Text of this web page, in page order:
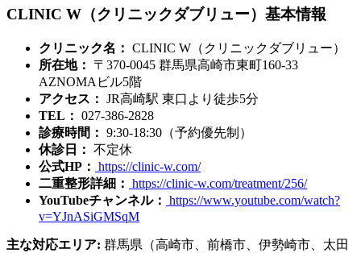
CLINIC W（クリニックダブリュー）基本情報
クリニック名： CLINIC W（クリニックダブリュー）
所在地：
〒370-0045 群馬県高崎市東町160-33
AZNOMAビル5階
アクセス： JR高崎駅 東口より徒歩5分
TEL： 027-386-2828
診療時間： 9:30-18:30（予約優先制）
休診日： 不定休
公式HP： https://clinic-w.com/
二重整形詳細： https://clinic-w.com/treatment/256/
YouTubeチャンネル： https://www.youtube.com/watch?
v=YJnASiGMSqM
主な対応エリア: 群馬県（高崎市、前橋市、伊勢崎市、太田